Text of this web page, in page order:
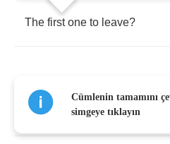
The first one to leave?
Empty out of words,
Cümlenin tamamını
simgeye tıklayın